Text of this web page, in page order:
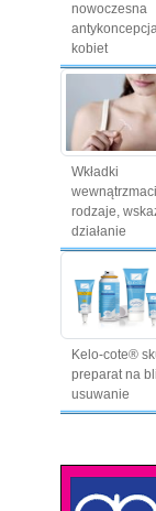
nowoczesna
kobiet
Wkładki
rodzaje,
działanie
Kelo-cote®
preparat na
usuwanie